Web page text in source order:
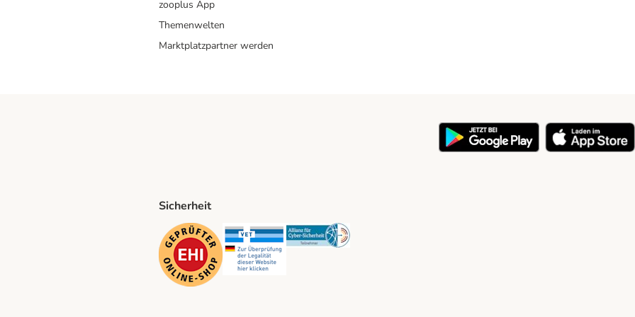
zooplus App
Themenwelten
Marktplatzpartner werden
Method
Sicherheit
Security Security Security